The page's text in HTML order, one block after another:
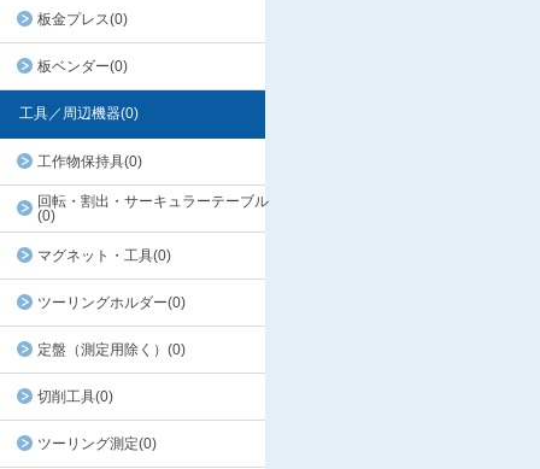
板金プレス(0)
板ベンダー(0)
工具／周辺機器(0)
工作物保持具(0)
回転・割出・サーキュラーテーブル
(0)
マグネット・工具(0)
ツーリングホルダー(0)
定盤（測定用除く）(0)
切削工具(0)
ツーリング測定(0)